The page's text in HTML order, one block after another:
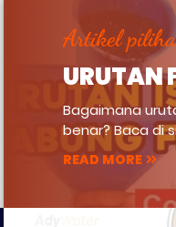
Artikel
URUTAN
Bagaimana
benar? Baca di
READ MORE